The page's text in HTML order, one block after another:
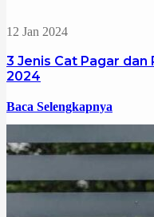
12 Jan 2024
3 Jenis Cat Pagar
2024
Baca Selengkapnya